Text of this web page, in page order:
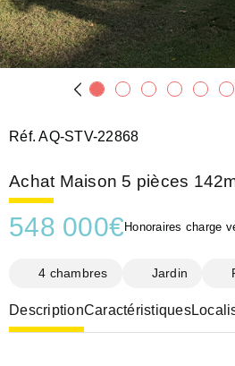
Réf. AQ-STV-22868
Achat Maison 5 pièces
548 000€ Honoraires charge
4 chambres Jardin
DescriptionCaractéristiques